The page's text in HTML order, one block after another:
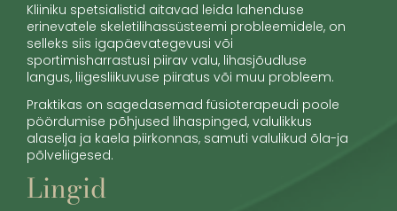
Kliiniku spetsialistid aitavad leida lahenduse
erinevatele skeletilihassüsteemi probleemidele, on
selleks siis igapäevategevusi või
sportimisharrastusi piirav valu, lihasjõudluse
langus, liigesliikuvuse piiratus või muu probleem.
Praktikas on sagedasemad füsioterapeudi poole
pöördumise põhjused lihaspinged, valulikkus
alaselja ja kaela piirkonnas, samuti valulikud õla-ja
põlveliigesed.
Lingid